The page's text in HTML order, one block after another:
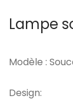
Lampe
Modèle :
Design: